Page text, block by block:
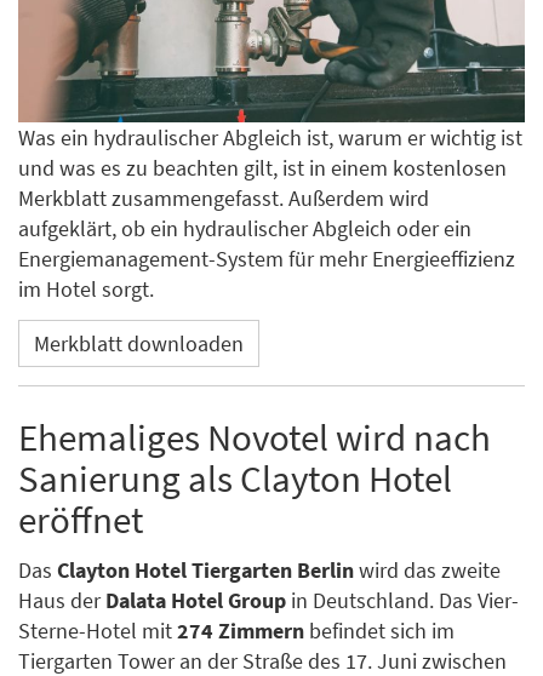
Was ein hydraulischer Abgleich ist, warum er wichtig ist
und was es zu beachten gilt, ist in einem kostenlosen
Merkblatt zusammengefasst. Außerdem wird
aufgeklärt, ob ein hydraulischer Abgleich oder ein
Energiemanagement-System für mehr Energieeffizienz
im Hotel sorgt.
Merkblatt downloaden
Ehemaliges Novotel wird nach
Sanierung als Clayton Hotel
eröffnet
Das Clayton Hotel Tiergarten Berlinwird das zweite
Haus derDalata Hotel Group in Deutschland. Das Vier-
Sterne-Hotel mit274 Zimmern befindet sich im
Tiergarten Tower an der Straße des 17. Juni zwischen